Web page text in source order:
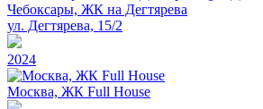
Чебоксары, ЖК на Дегтярева
ул. Дегтярева, 15/2
2024
Москва, ЖК Full House